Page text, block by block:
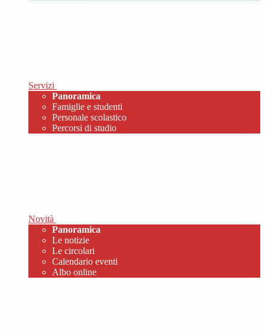
Servizi
Panoramica
Famiglie e studenti
Personale scolastico
Percorsi di studio
Novità
Panoramica
Le notizie
Le circolari
Calendario eventi
Albo online